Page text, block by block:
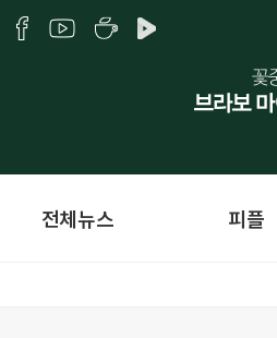
전체뉴스 피플